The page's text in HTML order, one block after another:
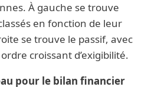
À gauche se trouve
en fonction de leur
se trouve le passif, avec
croissant d’exigibilité.
pour le bilan financier